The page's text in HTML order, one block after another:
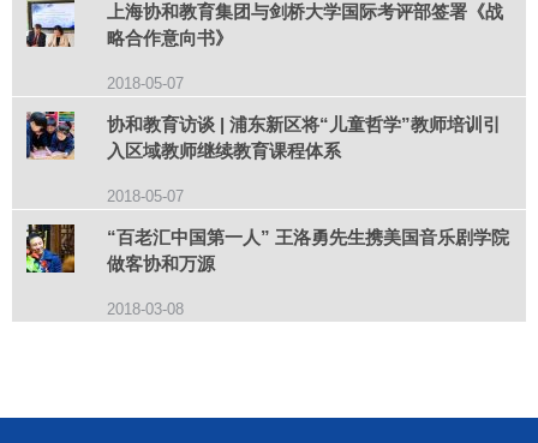
上海协和教育集团与剑桥大学国际考评部签署《战
略合作意向书》
2018-05-07
协和教育访谈 | 浦东新区将“儿童哲学”教师培训引
入区域教师继续教育课程体系
2018-05-07
“百老汇中国第一人” 王洛勇先生携美国音乐剧学院
做客协和万源
2018-03-08